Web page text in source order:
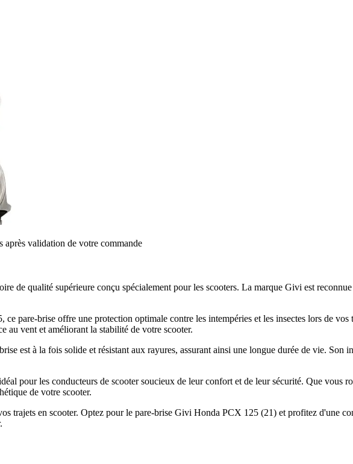
après validation de votre commande
de qualité supérieure conçu spécialement pour les scooters. La marque Givi est
pare-brise offre une protection optimale contre les intempéries et les insectes lors de
au vent et améliorant la stabilité de votre scooter.
est à la fois solide et résistant aux rayures, assurant ainsi une longue durée de vie. Son
pour les conducteurs de scooter soucieux de leur confort et de leur sécurité. Que vous
de votre scooter.
trajets en scooter. Optez pour le pare-brise Givi Honda PCX 125 (21) et profitez d'une